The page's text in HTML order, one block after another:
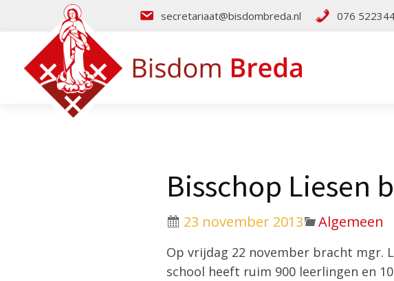
secretariaat@bisdombreda.nl 076
Bisschop Liesen
23 november 2013 Algemeen
Op vrijdag 22 november bracht mgr.
school heeft ruim 900 leerlingen en